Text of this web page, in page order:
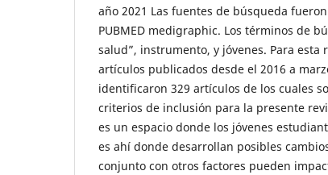
año 2021 Las fuentes de búsqueda
PUBMED medigraphic. Los términos de
salud”, instrumento, y jóvenes. Para esta
artículos publicados desde el 2016 a
identificaron 329 artículos de los cuales
criterios de inclusión para la presente
es un espacio donde los jóvenes
es ahí donde desarrollan posibles
conjunto con otros factores pueden